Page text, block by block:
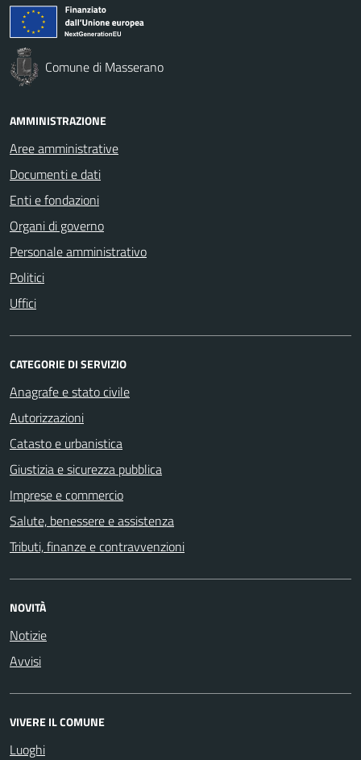
Comune di Masserano
AMMINISTRAZIONE
Aree amministrative
Documenti e dati
Enti e fondazioni
Organi di governo
Personale amministrativo
Politici
Uffici
CATEGORIE DI SERVIZIO
Anagrafe e stato civile
Autorizzazioni
Catasto e urbanistica
Giustizia e sicurezza pubblica
Imprese e commercio
Salute, benessere e assistenza
Tributi, finanze e contravvenzioni
NOVITÀ
Notizie
Avvisi
VIVERE IL COMUNE
Luoghi